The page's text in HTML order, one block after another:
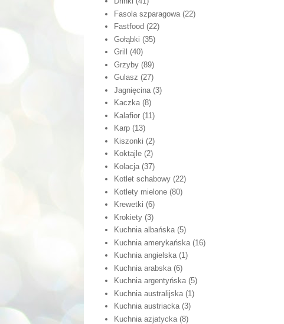
Fasola szparagowa (22)
Fastfood (22)
Gołąbki (35)
Grill
(40)
Grzyby (89)
Gulasz (27)
Jagnięcina (3)
Kaczka (8)
Kalafior (11)
Karp (13)
Kiszonki (2)
Koktajle (2)
Kolacja (37)
Kotlet schabowy (22)
Kotlety mielone (80)
Krewetki (6)
Krokiety (3)
Kuchnia albańska (5)
Kuchnia amerykańska (16)
Kuchnia angielska (1)
Kuchnia arabska (6)
Kuchnia argentyńska (5)
Kuchnia australijska (1)
Kuchnia austriacka (3)
Kuchnia azjatycka (8)